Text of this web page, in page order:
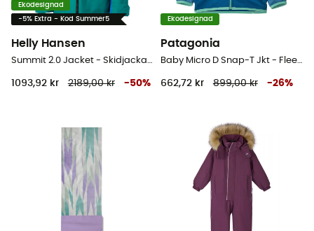
Ekodesignad
-5% Extra - Kod Summer5
Helly Hansen
Summit 2.0 Jacket - Skidjacka - Børn
1093,92 kr 2189,00 kr -50%
Ekodesignad
Patagonia
Baby Micro D Snap-T Jkt - Fleecetröjor Barn
662,72 kr 899,00 kr -26%